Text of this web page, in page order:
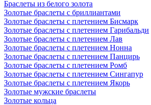
Браслеты из белого золота
Золотые браслеты с бриллиантами
Золотые браслеты с плетением Бисмарк
Золотые браслеты с плетением Гарибальди
Золотые браслеты с плетением Лав
Золотые браслеты с плетением Нонна
Золотые браслеты с плетением Панцирь
Золотые браслеты с плетением Ромб
Золотые браслеты с плетением Сингапур
Золотые браслеты с плетением Якорь
Золотые мужские браслеты
Золотые кольца